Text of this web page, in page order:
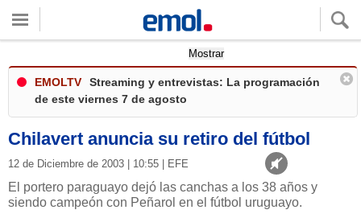
Mostrar
EMOLTV
Streaming y entrevistas: La programación
de este viernes 7 de agosto
Chilavert anuncia su retiro del fútbol
12 de Diciembre de 2003 | 10:55 | EFE
El portero paraguayo dejó las canchas a los 38 años y
siendo campeón con Peñarol en el fútbol uruguayo.